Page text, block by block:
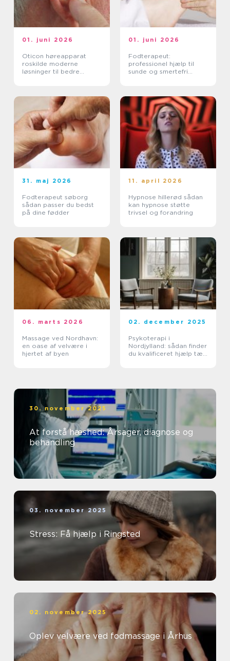
01. juni 2026
Oticon høreapparat
roskilde moderne
løsninger til bedre
01. juni 2026
Fodterapeut:
professionel hjælp til
sunde og smertefri
31. maj 2026
Fodterapeut søborg
sådan passer du bedst
på dine fødder
11. april 2026
Hypnose hillerød sådan
kan hypnose støtte
trivsel og forandring
06. marts 2026
Massage ved Nordhavn:
en oase af velvære i
hjertet af byen
02. december 2025
Psykoterapi i
Nordjylland: sådan finder
du kvalificeret hjælp tæt
30. november 2025
At forstå hæshed: Årsager, diagnose og
behandling
03. november 2025
Stress: Få hjælp i Ringsted
02. november 2025
Oplev velvære ved fodmassage i Århus